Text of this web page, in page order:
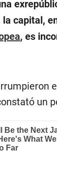
la capital,
, es
un